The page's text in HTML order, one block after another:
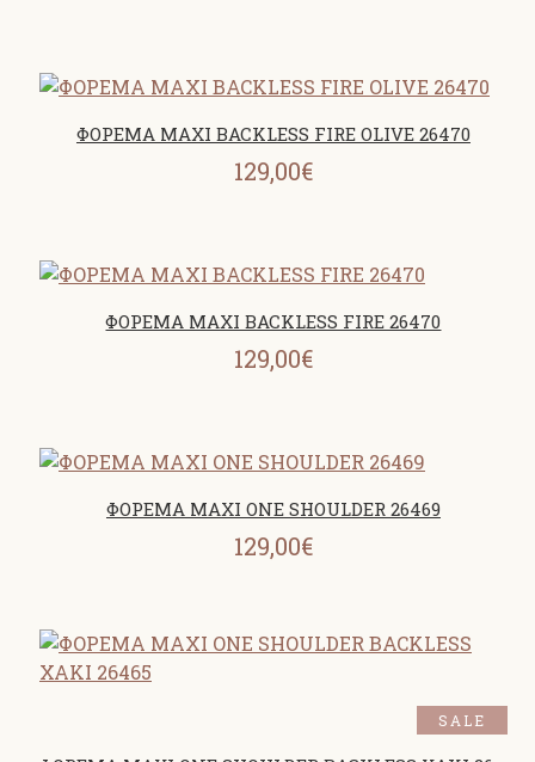
ΦΟΡΕΜΑ MAXI BACKLESS FIRE OLIVE 26470
129,00€
ΦΟΡΕΜΑ MAXI BACKLESS FIRE 26470
129,00€
ΦΟΡΕΜΑ MAXI ONE SHOULDER 26469
129,00€
SALE